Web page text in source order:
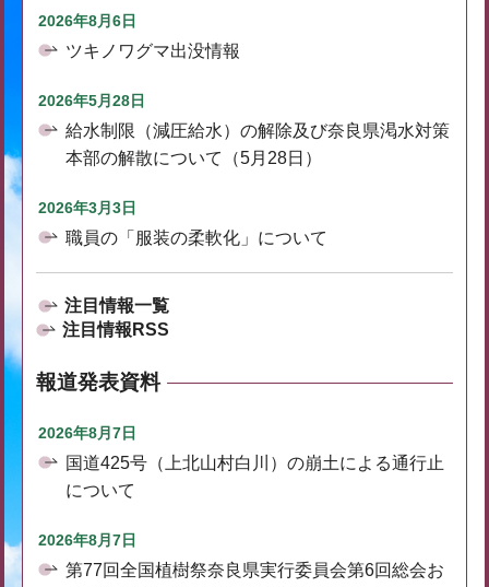
2026年8月6日
ツキノワグマ出没情報
2026年5月28日
給水制限（減圧給水）の解除及び奈良県渇水対策
本部の解散について（5月28日）
2026年3月3日
職員の「服装の柔軟化」について
注目情報一覧
注目情報RSS
報道発表資料
2026年8月7日
国道425号（上北山村白川）の崩土による通行止
について
2026年8月7日
第77回全国植樹祭奈良県実行委員会第6回総会お